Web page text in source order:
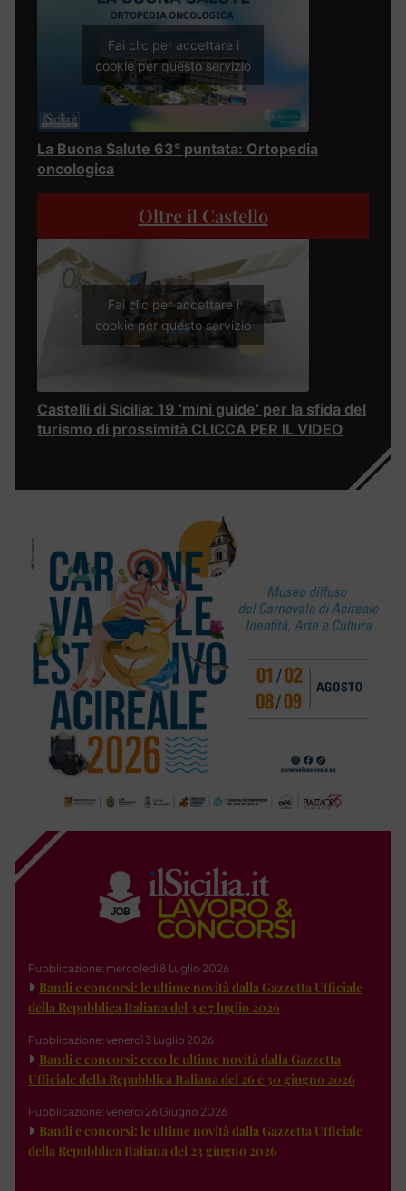
Fai clic per accettare i
cookie per questo servizio
La Buona Salute 63° puntata: Ortopedia
oncologica
Oltre il Castello
Fai clic per accettare i
cookie per questo servizio
Castelli di Sicilia: 19 ‘mini guide’ per la sfida del
turismo di prossimità CLICCA PER IL VIDEO
Pubblicazione: mercoledì 8 Luglio 2026
Bandi e concorsi: le ultime novità dalla Gazzetta Ufficiale
della Repubblica Italiana del 3 e 7 luglio 2026
Pubblicazione: venerdì 3 Luglio 2026
Bandi e concorsi: ecco le ultime novità dalla Gazzetta
Ufficiale della Repubblica Italiana del 26 e 30 giugno 2026
Pubblicazione: venerdì 26 Giugno 2026
Bandi e concorsi: le ultime novità dalla Gazzetta Ufficiale
della Repubblica Italiana del 23 giugno 2026